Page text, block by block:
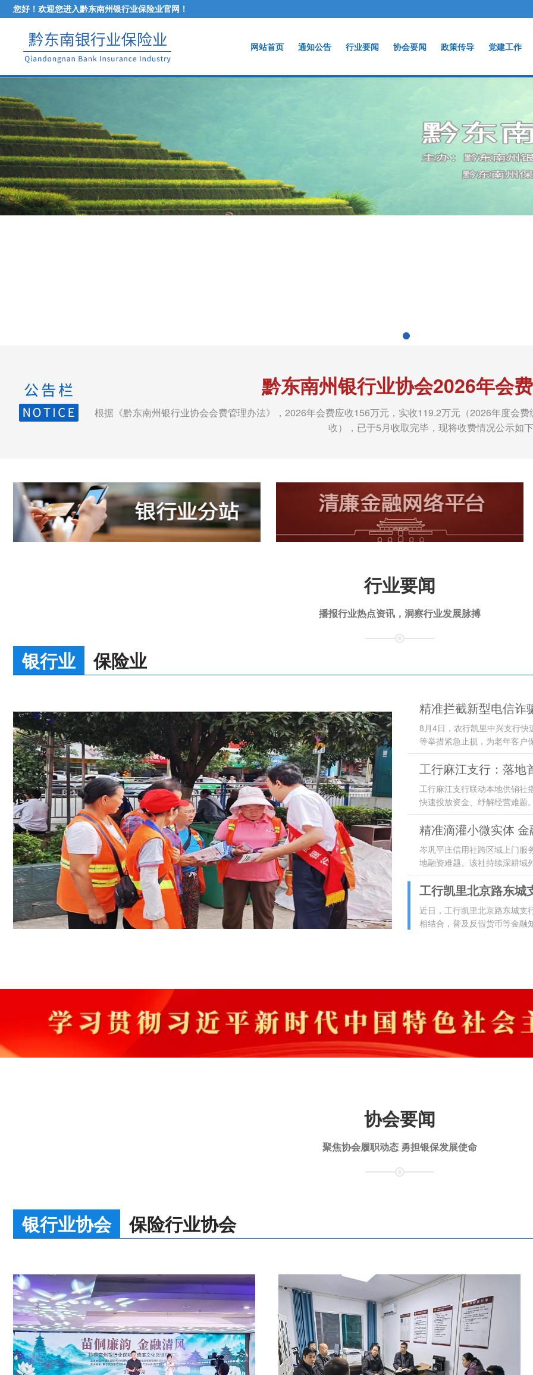
您好！欢迎您进入黔东南州银行业保险业官网！
网站首页 通知公告 行业要闻 协会要闻 政策传导 党建工作
黔东南州银行业协会2026年会
根据《黔东南州银行业协会会费管理办法》，2026年会费应收156万元，实收119.2万元（2026年度会
收），已于5月收取完毕，现将收费情况公示如
行业要闻
播报行业热点资讯，洞察行业发展脉搏
银行业 保险业
精准拦截新型电信诈
8月4日，农行凯里中兴支行
等举措紧急止损，为老年客户
工行麻江支行：落地
工行麻江支行联动本地供销社
快速投放资金、纾解经营难题
精准滴灌小微实体
岑巩平庄信用社跨区域上门服
地融资难题。该社持续深耕域
工行凯里北京路东城
近日，工行凯里北京路东城支
相结合，普及反假货币等金融
协会要闻
聚焦协会履职动态 勇担银保发展使命
银行业协会 保险行业协会